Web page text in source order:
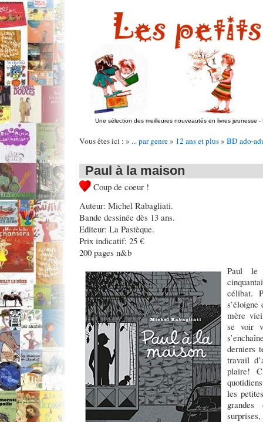
Une sélection des meilleures nouveautés en livres jeunesse -
Vous êtes ici : » ... par genre» 12 ans et plus» BD ado-
Paul à la maison
Coup de coeur !
Auteur: Michel Rabagliati.
Bande dessinée dès 13 ans.
Editeur: La Pastèque.
Prix indicatif: 25 €
200 pages n&b
Paul le
célibat.
mère
se voir
derniers
travail
plaire!
les
grandes